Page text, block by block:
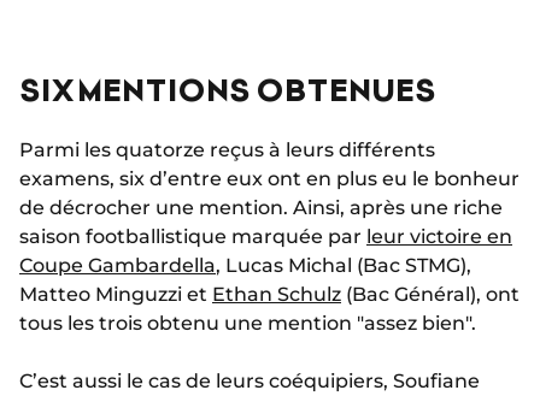
SIX MENTIONS OBTENUES
Parmi les quatorze reçus à leurs différents
examens, six d’entre eux ont en plus eu le bonheur
de décrocher une mention. Ainsi, après une riche
saison footballistique marquée par leur victoire en
Coupe Gambardella, Lucas Michal (Bac STMG),
Matteo Minguzzi et Ethan Schulz (Bac Général), ont
tous les trois obtenu une mention "assez bien".
C’est aussi le cas de leurs coéquipiers, Soufiane